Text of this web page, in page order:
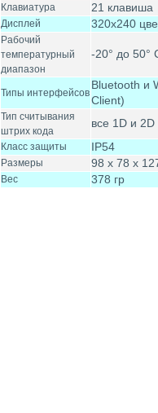
Клавиатура 21 клавиша
Дисплей 320х240
Рабочий
температурный
диапазон
-20° до 50°
Типы интерфейсов
Bluetooth и
Client)
Тип считывания
штрих кода
все 1D и 2D
Класс защиты IP54
Размеры 98 х 78 х
Вес 378 гр